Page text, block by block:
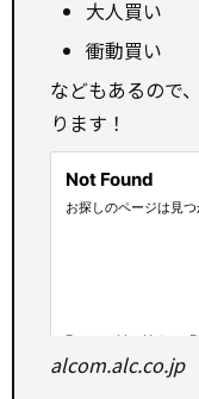
大人買い
衝動買い
などもあるので
ります！
alcom.alc.co.jp